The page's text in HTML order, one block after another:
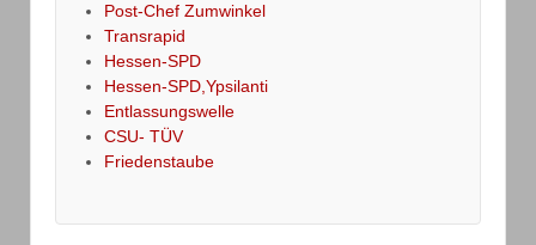
Post-Chef Zumwinkel
Transrapid
Hessen-SPD
Hessen-SPD,Ypsilanti
Entlassungswelle
CSU- TÜV
Friedenstaube